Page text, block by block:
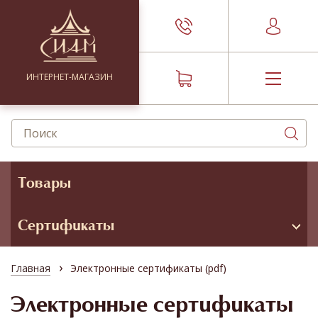
ИНТЕРНЕТ-МАГАЗИН
Товары
Сертификаты
Главная › Электронные сертификаты (pdf)
Электронные сертификаты